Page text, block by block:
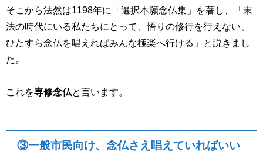
そこから法然は1198年に「選択本願念仏集」を著し、「末
法の時代にいる私たちにとって、悟りの修行を行えない、
ひたすら念仏を唱えればみんな極楽へ行ける」と説きまし
た。
これを専修念仏と言います。
③一般市民向け、念仏さえ唱えていればいい